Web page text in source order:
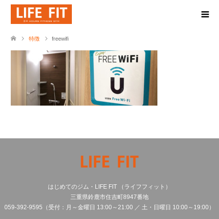
特徴 freewifi
はじめてのジム・LIFE FIT （ライフフィット）
三重県鈴鹿市住吉町8947番地
059‐392‐9595（受付：月～金曜日 13:00～21:00 ／ 土・日曜日 10:00～19:00）